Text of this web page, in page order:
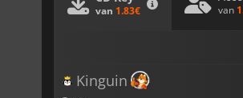
van 1.83€ van
Kinguin